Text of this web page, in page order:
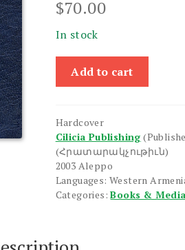
$70.00
In stock
Patmutiun
Halepi
Hator:
Halep
quantity
Add to cart
Hardcover
Cilicia Publishing
(Հրատարակչութիւն)
2003 Aleppo
Languages: Western
Categories:Books & Media